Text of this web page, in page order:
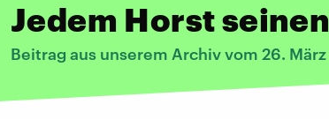
Jedem Horst
Beitrag aus unserem Archiv vom 26. März